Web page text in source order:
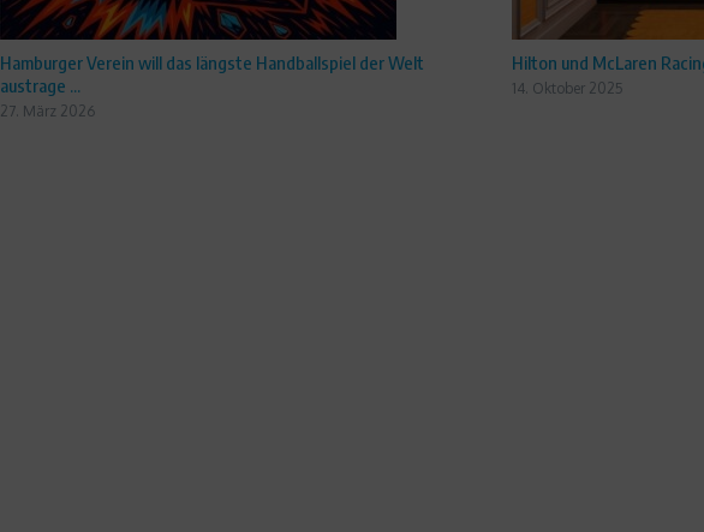
Hamburger Verein will das längste Handballspiel der Welt
austrage ...
27. März 2026
Hilton und McLaren
14. Oktober 2025